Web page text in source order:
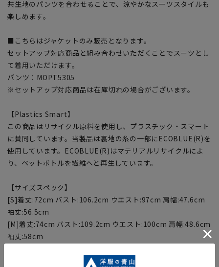
共生地のパンツを合わせることで、涼やかなスーツスタイルも
楽しめます。
■こちらはジャケットのみ販売となります。
セットアップ対応商品と組み合わせいただくことでスーツとし
て着用いただけます。
パンツ：MOPT5305
※セットアップ対応商品は在庫切れの場合がございます。
【Plastics Smart】
この商品はリサイクル原料を使用し、プラスチック・スマート
に賛同しています。当製品は裏地の糸の一部にECOBLUE(R)を
使用しています。ECOBLUE(R)はマテリアルリサイクルによ
り、ペットボトルを繊維へと再生しています。
【サイズスペック】
[S]着丈:72cm バスト:106.2cm ウエスト:97cm 肩幅:47.6cm
袖丈:56.5cm
[M]着丈:74cm バスト:109.2cm ウエスト:100cm 肩幅:48.6cm
袖丈:58cm